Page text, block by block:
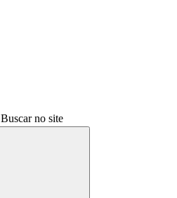
Buscar no site